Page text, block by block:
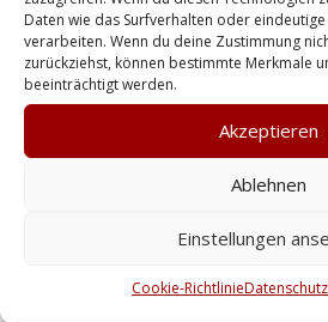
Daten wie das Surfverhalten oder
verarbeiten. Wenn du deine Zustimmung
zurückziehst, können bestimmte Merkmale
beeinträchtigt werden.
Akzeptieren
Ablehnen
Einstellungen
Cookie-RichtlinieDatenschutz
die nicht nur sicher, sondern
vertrauenswürdig sind.
Wir richten unsere
Privatkunden, um Ihre
und den Schutz Ihrer
gewährleisten. Wir von
überzeugt, dass Erfolg ohne
Unternehmen störungsfrei